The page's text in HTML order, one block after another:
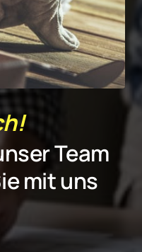
Team
mit uns